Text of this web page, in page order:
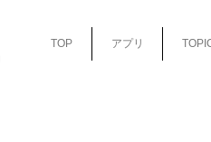
TOP アプリ